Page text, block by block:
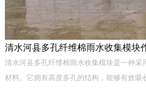
清水河县多孔纤维棉雨水收集模块是一种
材料。它拥有高度多孔的结构，能够有效